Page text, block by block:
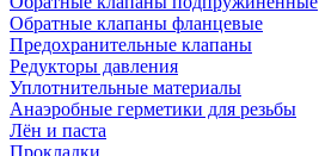
Обратные клапаны фланцевые
Предохранительные клапаны
Редукторы давления
Уплотнительные материалы
Анаэробные герметики для резьбы
Лён и паста
Прокладки